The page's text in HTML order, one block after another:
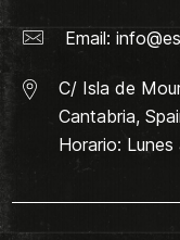
Email:
C/ Isla de
Cantabria,
Horario: